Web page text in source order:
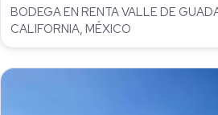
BODEGA EN RENTA VALLE DE
CALIFORNIA, MÉXICO